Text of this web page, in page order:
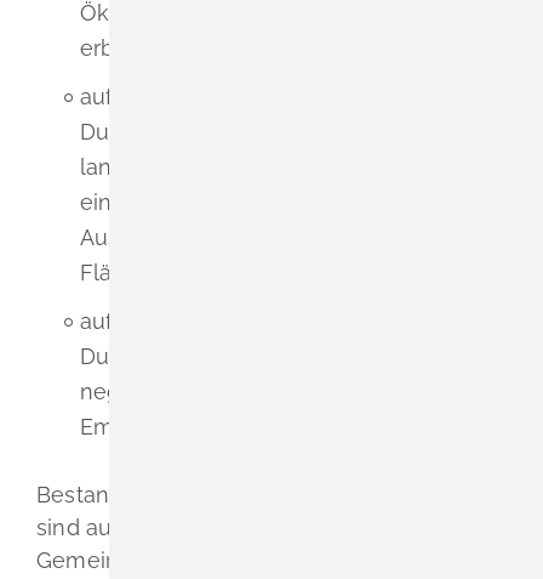
Ökopunkten ist überwiegend extern zu
erbringen;
auf die Fläche:
Durch die Umwandlung bislang
landwirtschaftlich genutzter Flächen in
ein Urbanes Gebiet entstehen mittlere
Auswirkungen auf das Schutzgut
Fläche;
auf die Emissionen und Energienutzung:
Durch die FNP-Änderung sind keine
negativen Auswirkungen durch
Emissionen zu erwarten.
Bestandteil der ausgelegten Unterlagen
sind auch die nach Einschätzung der
Gemeinde wesentlichen, bereits